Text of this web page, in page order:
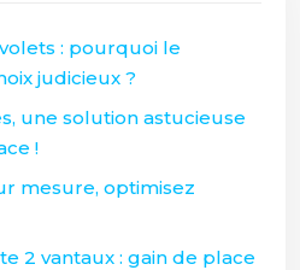
: pourquoi le
judicieux ?
une solution astucieuse
!
mesure, optimisez
2 vantaux : gain de place